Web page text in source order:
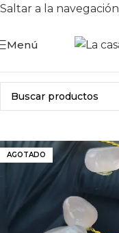
Saltar a la navegación
Menú
AGOTADO